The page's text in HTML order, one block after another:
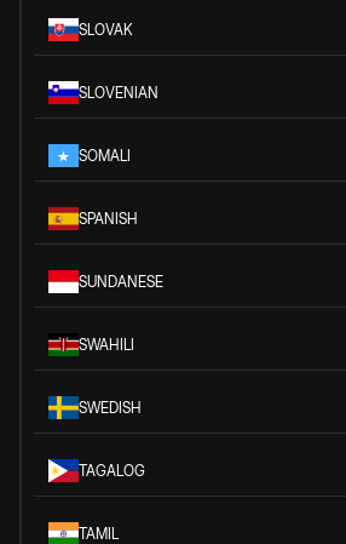
SLOVAK
SLOVENIAN
SOMALI
SPANISH
SUNDANESE
SWAHILI
SWEDISH
TAGALOG
TAMIL